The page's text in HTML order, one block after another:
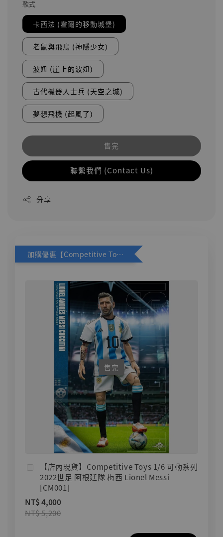
款式
卡西法 (霍爾的移動城堡)
老鼠與飛鳥 (神隱少女)
波妞 (崖上的波妞)
古代機器人士兵 (天空之城)
夢想飛機 (起風了)
售完
聯繫我們 (Contact Us)
分享
加購優惠【Competitive Toys 梅西 [CM001]】
售完
【店內現貨】Competitive Toys 1/6 可動系列
2022世足 阿根廷隊 梅西 Lionel Messi
[CM001]
NT$ 4,000
NT$ 5,200